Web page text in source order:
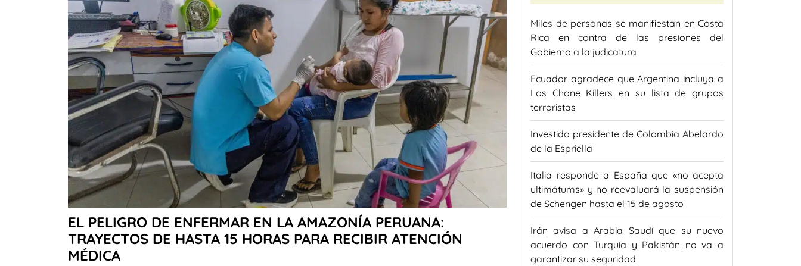
EL PELIGRO DE ENFERMAR EN LA AMAZONÍA PERUANA:
TRAYECTOS DE HASTA 15 HORAS PARA RECIBIR ATENCIÓN
MÉDICA
Miles de personas se manifiestan en Costa
Rica en contra de las presiones del
Gobierno a la judicatura
Ecuador agradece que Argentina incluya a
Los Chone Killers en su lista de grupos
terroristas
Investido presidente de Colombia Abelardo
de la Espriella
Italia responde a España que «no acepta
ultimátums» y no reevaluará la suspensión
de Schengen hasta el 15 de agosto
Irán avisa a Arabia Saudí que su nuevo
acuerdo con Turquía y Pakistán no va a
garantizar su seguridad